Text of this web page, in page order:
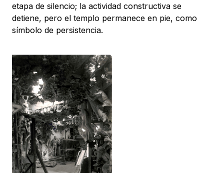
etapa de silencio; la actividad constructiva se
detiene, pero el templo permanece en pie, como
símbolo de persistencia.